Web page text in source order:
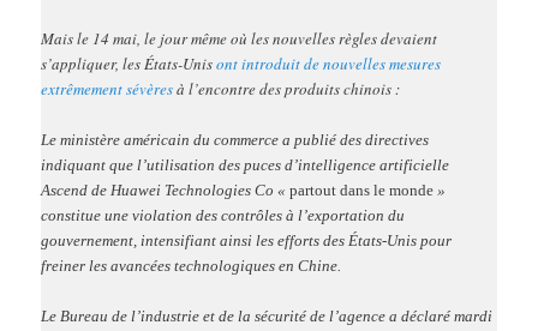
Mais le 14 mai, le jour même où les nouvelles règles devaient
s’appliquer, les États-Unisont introduit de nouvelles mesures
extrêmement sévèresà l’encontre des produits chinois :
Le ministère américain du commerce a publié des directives
indiquant que l’utilisation des puces d’intelligence artificielle
Ascend de Huawei Technologies Co «partout dans le monde »
constitue une violation des contrôles à l’exportation du
gouvernement, intensifiant ainsi les efforts des États-Unis pour
freiner les avancées technologiques en Chine.
Le Bureau de l’industrie et de la sécurité de l’agence a déclaré mardi